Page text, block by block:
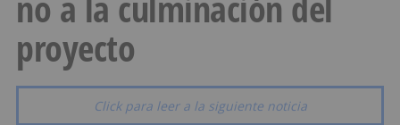
proyecto
Click para leer a la siguiente noticia